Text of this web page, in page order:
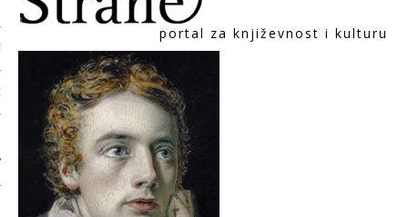
portal za književnost i kulturu